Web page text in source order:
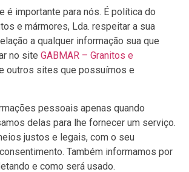
é importante para nós. É política do
e mármores, Lda. respeitar a sua
a qualquer informação sua que
no site GABMAR – Granitos e
outros sites que possuímos e
pessoais apenas quando
delas para lhe fornecer um serviço.
justos e legais, com o seu
Também informamos por
e como será usado.